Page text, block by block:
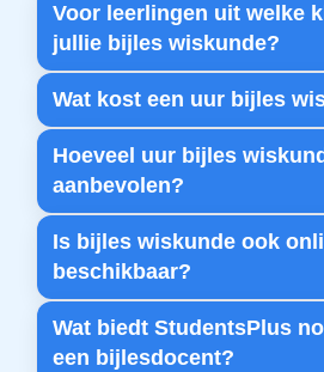
Voor leerlingen uit welke
jullie bijles wiskunde?
Wat kost een uur bijles
Hoeveel uur bijles
aanbevolen?
Is bijles wiskunde ook
beschikbaar?
Wat biedt StudentsPlus
een bijlesdocent?